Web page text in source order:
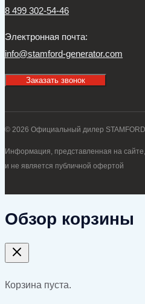
8 499 302-54-46
Электронная почта:
info@stamford-generator.com
Заказать звонок
© 2026 Официальный дилер STAMFORD
Информация, представленная на
и не является публичной офертой
Обзор корзины
Корзина пуста.